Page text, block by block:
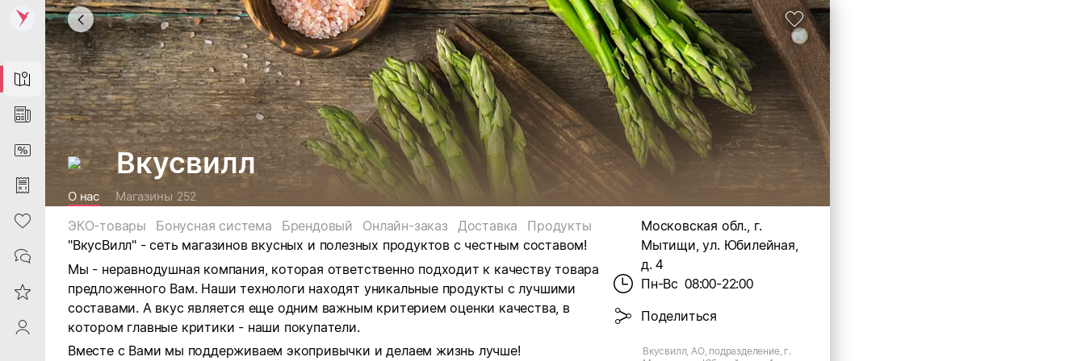
Map
News
DiscountCard
Purchases
Heart
Contacts
Reviews
ProfileSaby
Вкусвилл
О нас Магазины 252
ЭКО-товары Бонусная система Брендовый Онлайн-заказ Доставка
Продукты
"ВкусВилл" - сеть магазинов вкусных и полезных продуктов с честным составом!
Мы - неравнодушная компания, которая ответственно подходит к качеству товара
предложенного Вам. Наши технологи находят уникальные продукты с лучшими
составами. А вкус является еще одним важным критерием оценки качества, в
котором главные критики - наши покупатели.
Вместе с Вами мы поддерживаем экопривычки и делаем жизнь лучше!
Московская обл., г.
Мытищи, ул. Юбилейная,
д. 4
Пн-Вс 08:00-22:00
Поделиться
Вкусвилл, АО, подразделение, г.